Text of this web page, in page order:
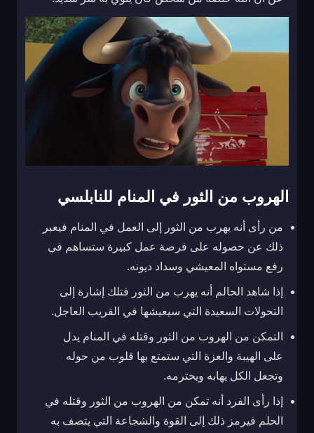
الهروب من الثور في المنام للنابلسي
من رأى أنه يهرب من الثور إلى العمل في المنام فيعبر
ذلك عن حصوله على فرصة عمل كبيرة ستساهم في
رفع مستواه المعيشي وسداد ديونه.
إذا شاهد الحالم أنه يهرب من الثور فتلك إشارة إلى
التحولات السعيدة التي سيعيشها في القريب العاجل.
التمكن من الهروب من الثور وقتله في المنام يدل
على الهيبة والعزة التي ستمتع بها قلوب من حوله
وتجعل الكل يهابه ويحترمه.
إذا رأى الفرد أنه تمكن من الهروب من الثور وقتله في
الحلم فيرمز ذلك إلى القوة والشجاعة التي يتصف به